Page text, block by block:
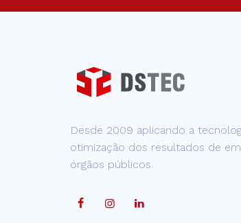
Desde 2009 aplicando a
otimização dos resultados de
órgãos públicos.